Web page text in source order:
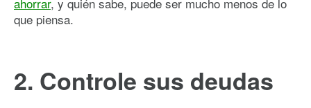
que piensa.
2. Controle sus deudas